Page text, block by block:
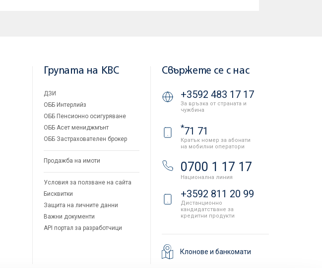
Групата на KBC
ДЗИ
ОББ Интерлийз
ОББ Пенсионно осигуряване
ОББ Асет мениджмънт
ОББ Застрахователен брокер
Продажба на имоти
Условия за ползване на сайта
Бисквитки
Защита на личните данни
Важни документи
API портал за разработчици
Свържете се с нас
+3592 483 17 17
За връзка от страната и
чужбина
*71 71
Кратък номер за абонати
на мобилни оператори
0700 1 17 17
Национална линия
+3592 811 20 99
Дистанционно
кандидатстване за
кредитни продукти
Клонове и банкомати